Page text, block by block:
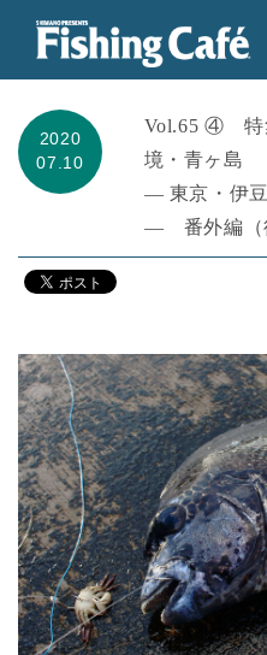
2020
07.10
Vol.65 ④ 特
境・青ヶ島
― 東京・伊
― 番外編（